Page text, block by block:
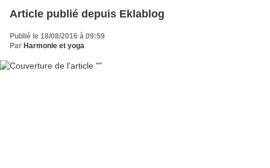
Article publié depuis Eklablog
Publié le 18/08/2016 à 09:59
Par Harmonie et yoga